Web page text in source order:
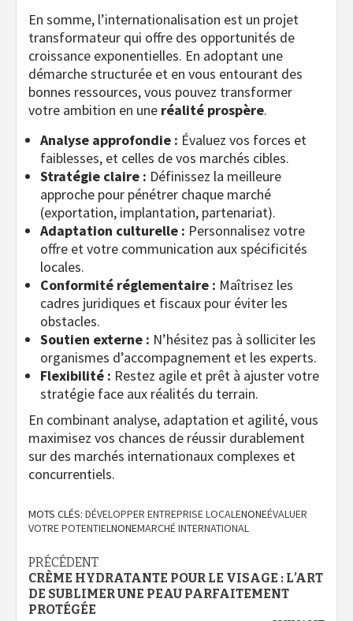
En somme, l’internationalisation est un projet
transformateur qui offre des opportunités de
croissance exponentielles. En adoptant une
démarche structurée et en vous entourant des
bonnes ressources, vous pouvez transformer
votre ambition en une réalité prospère.
Analyse approfondie : Évaluez vos forces et
faiblesses, et celles de vos marchés cibles.
Stratégie claire : Définissez la meilleure
approche pour pénétrer chaque marché
(exportation, implantation, partenariat).
Adaptation culturelle : Personnalisez votre
offre et votre communication aux spécificités
locales.
Conformité réglementaire : Maîtrisez les
cadres juridiques et fiscaux pour éviter les
obstacles.
Soutien externe : N’hésitez pas à solliciter les
organismes d’accompagnement et les experts.
Flexibilité : Restez agile et prêt à ajuster votre
stratégie face aux réalités du terrain.
En combinant analyse, adaptation et agilité, vous
maximisez vos chances de réussir durablement
sur des marchés internationaux complexes et
concurrentiels.
MOTS CLÉS: DÉVELOPPER ENTREPRISE LOCALENONEÉVALUER
VOTRE POTENTIELNONEMARCHÉ INTERNATIONAL
Navigation
d’article
PRÉCÉDENT
CRÈME HYDRATANTE POUR LE VISAGE : L’ART
DE SUBLIMER UNE PEAU PARFAITEMENT
PROTÉGÉE